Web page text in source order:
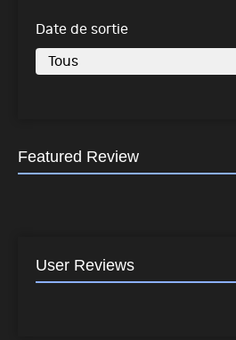
Date de sortie
Featured Review
User Reviews